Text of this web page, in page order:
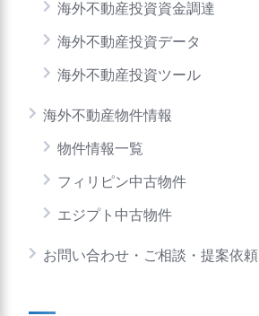
海外不動産投資資金調達
海外不動産投資データ
海外不動産投資ツール
海外不動産物件情報
物件情報一覧
フィリピン中古物件
エジプト中古物件
お問い合わせ・ご相談・提案依頼